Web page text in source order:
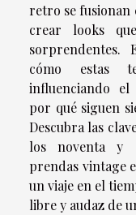
retro se fusionan
crear looks
cómo estas
influenciando
por qué siguen
Descubra las
los noventa y
prendas vintage
un viaje en el
libre y audaz de